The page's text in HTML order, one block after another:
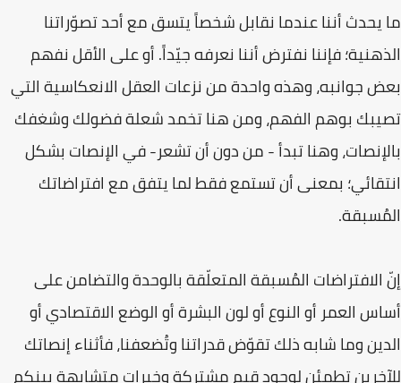
ما يحدث أننا عندما نقابل شخصاً يتسق مع أحد تصوّراتنا
الذهنية؛ فإننا نفترض أننا نعرفه جيّداً. أو على الأقل نفهم
بعض جوانبه، وهذه واحدة من نزعات العقل الانعكاسية التي
تصيبك بوهم الفهم، ومن هنا تخمد شعلة فضولك وشغفك
بالإنصات، وهنا تبدأ - من دون أن تشعر- في الإنصات بشكل
انتقائي؛ بمعنى أن تستمع فقط لما يتفق مع افتراضاتك
المُسبقة.
إنّ الافتراضات المُسبقة المتعلّقة بالوحدة والتضامن على
أساس العمر أو النوع أو لون البشرة أو الوضع الاقتصادي أو
الدين وما شابه ذلك تقوّض قدراتنا وتُضعفنا، فأثناء إنصاتك
للآخرين تطمئن لوجود قيم مشتركة وخبرات متشابهة بينكم